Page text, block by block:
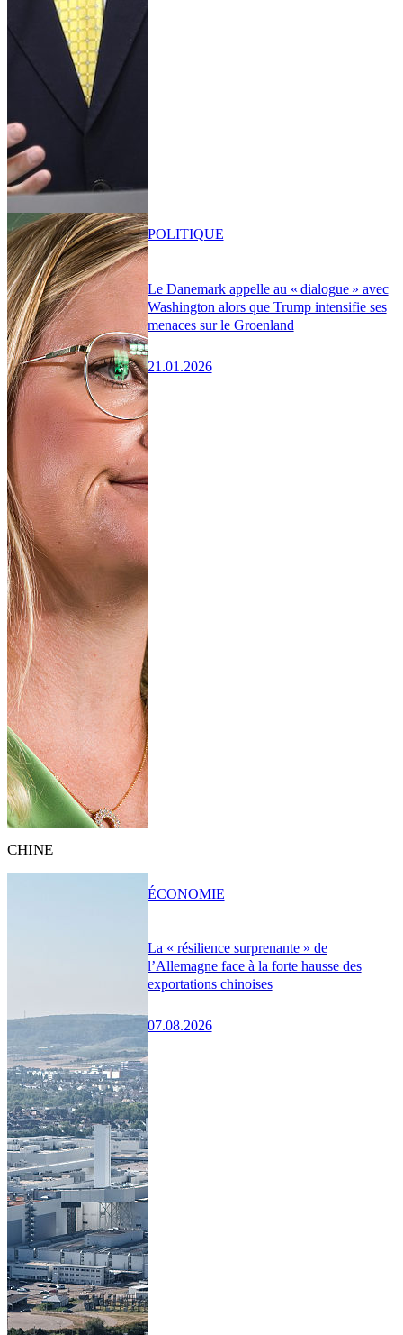
Le Danemark appelle au « dialogue » avec
Washington alors que Trump intensifie ses
menaces sur le Groenland
21.01.2026
POLITIQUE
CHINE
La « résilience surprenante » de
l’Allemagne face à la forte hausse des
exportations chinoises
07.08.2026
ÉCONOMIE